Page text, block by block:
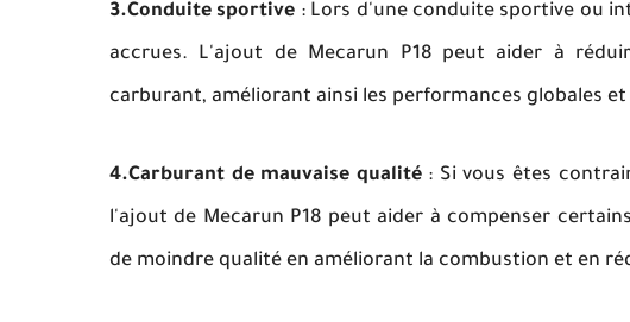
3.Conduite sportive : Lors d'une conduite sportive ou
accrues. L'ajout de Mecarun P18 peut aider à
carburant, améliorant ainsi les performances globales
4.Carburant de mauvaise qualité: Si vous êtes
l'ajout de Mecarun P18 peut aider à compenser
de moindre qualité en améliorant la combustion et en